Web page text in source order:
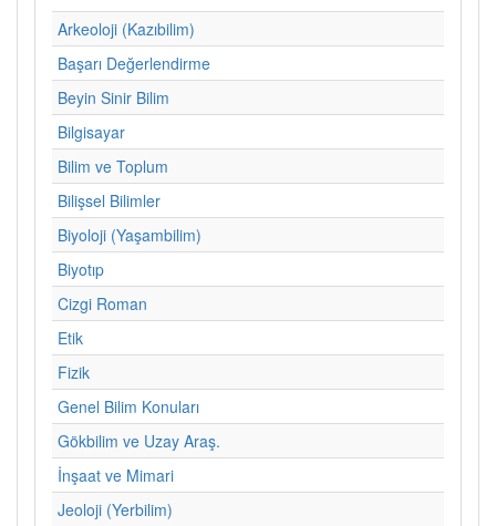
Arkeoloji (Kazıbilim)
Başarı Değerlendirme
Beyin Sinir Bilim
Bilgisayar
Bilim ve Toplum
Bilişsel Bilimler
Biyoloji (Yaşambilim)
Biyotıp
Cizgi Roman
Etik
Fizik
Genel Bilim Konuları
Gökbilim ve Uzay Araş.
İnşaat ve Mimari
Jeoloji (Yerbilim)